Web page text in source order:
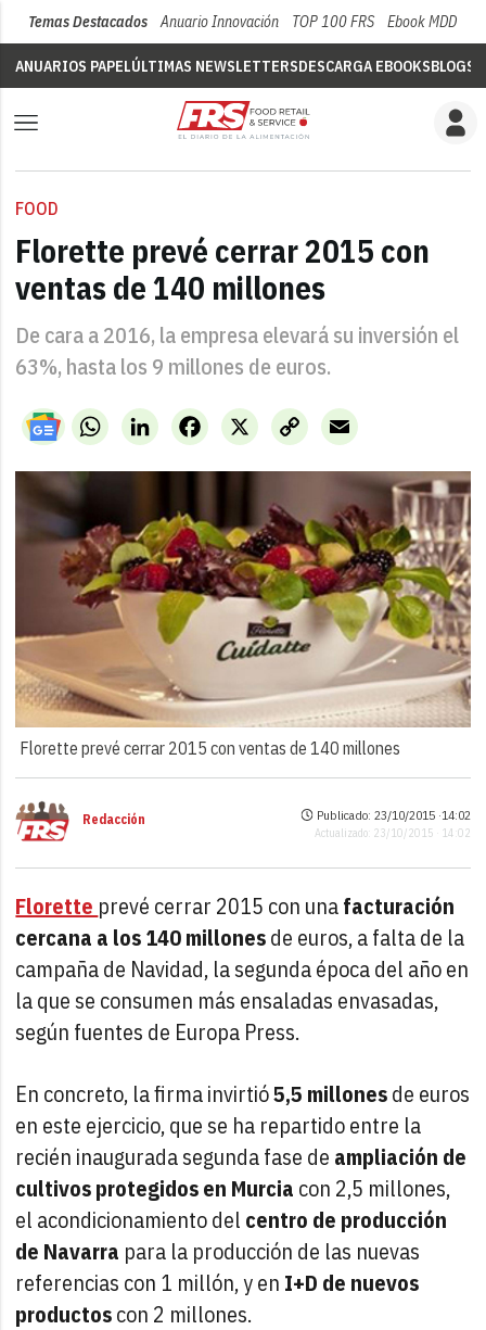
Temas Destacados Anuario Innovación TOP 100 FRS Ebook MDD
ANUARIOS PAPELÚLTIMAS NEWSLETTERSDESCARGA EBOOKSBLOGS
FOOD
Florette prevé cerrar 2015 con
ventas de 140 millones
De cara a 2016, la empresa elevará su inversión el
63%, hasta los 9 millones de euros.
WhatsAppLinkedIn X
Facebook
Copy
Link
Email
Florette prevé cerrar 2015 con ventas de 140 millones
Redacción Publicado: 23/10/2015 ·14:02
Actualizado: 23/10/2015 · 14:02
Florette prevé cerrar 2015 con unafacturación
cercana a los 140 millonesde euros, a falta de la
campaña de Navidad, la segunda época del año en
la que se consumen más ensaladas envasadas,
según fuentes de Europa Press.
En concreto, la firma invirtió5,5 millonesde euros
en este ejercicio, que se ha repartido entre la
recién inaugurada segunda fase de ampliación de
cultivos protegidos en Murcia con 2,5 millones,
el acondicionamiento del centro de producción
de Navarra para la producción de las nuevas
referencias con 1 millón, y en I+D de nuevos
productoscon 2 millones.